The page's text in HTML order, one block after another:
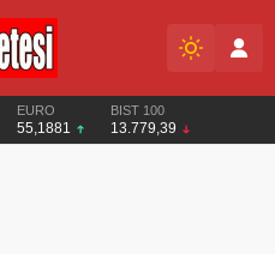
EURO
55,1881
BIST 100
13.779,39